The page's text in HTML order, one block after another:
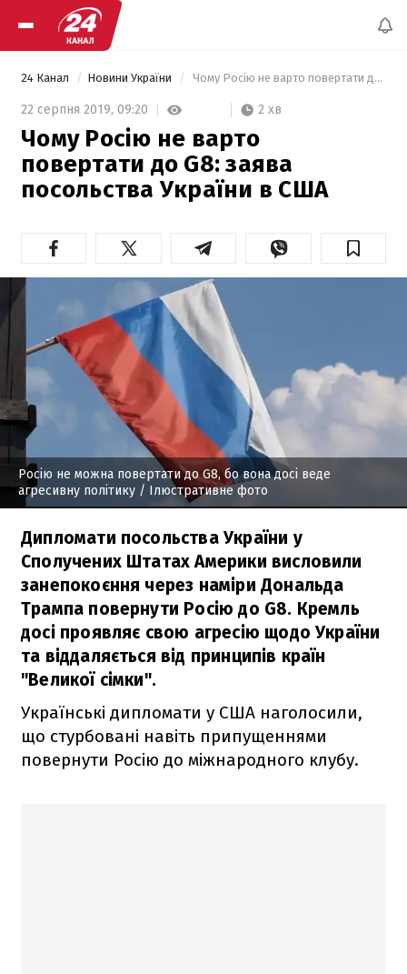
24 Канал Новини України Чому Росію не варто повертати до G8: заява посольства України в США
22 серпня 2019, 09:20 2 хв
Чому Росію не варто
повертати до G8: заява
посольства України в США
Росію не можна повертати до G8, бо вона досі веде
агресивну політику / Ілюстративне фото
Дипломати посольства України у
Сполучених Штатах Америки висловили
занепокоєння через наміри Дональда
Трампа повернути Росію до G8. Кремль
досі проявляє свою агресію щодо України
та віддаляється від принципів країн
"Великої сімки".
Українські дипломати у США наголосили,
що стурбовані навіть припущеннями
повернути Росію до міжнародного клубу.